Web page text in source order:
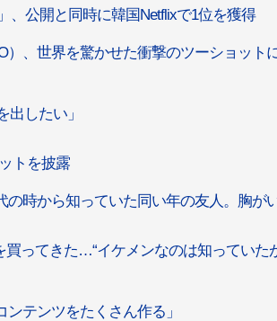
、公開と同時に韓国Netflixで1位を獲得
）、世界を驚かせた衝撃のツーショット
したい」
トを披露
時から知っていた同い年の友人。胸が
ってきた…“イケメンなのは知っていた
ンテンツをたくさん作る」